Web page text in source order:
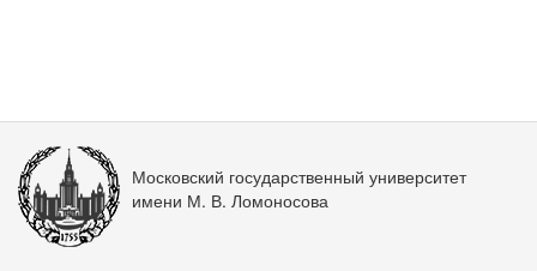
Московский государственный университет
имени М. В. Ломоносова